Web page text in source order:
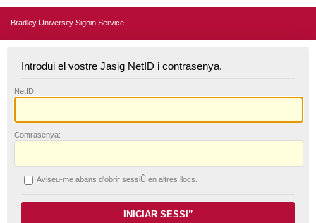
Bradley University Signin Service
Introdui el vostre Jasig NetID i contrasenya.
NetID:
Contrasenya:
Aviseu-me abans d'obrir sessiÛ en altres llocs.